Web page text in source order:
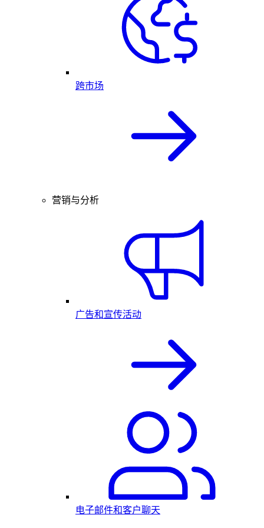
跨市场
营销与分析
广告和宣传活动
电子邮件和客户聊天